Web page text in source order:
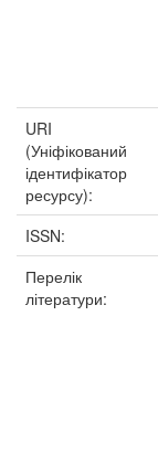
URI
(Уніфікований
ідентифікатор
ресурсу):
ISSN:
Перелік
літератури: